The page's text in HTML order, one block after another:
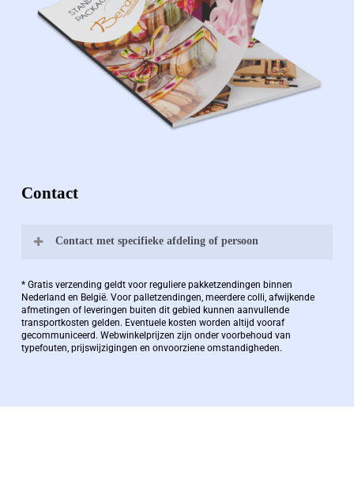
Contact
Contact met specifieke afdeling of persoon
Bernard Pauwels:
Zaakvoerder Berdo
bernard@berdo.be
* Gratis verzending geldt voor reguliere pakketzendingen binnen
Nederland en België. Voor palletzendingen, meerdere colli, afwijkende
afmetingen of leveringen buiten dit gebied kunnen aanvullende
transportkosten gelden. Eventuele kosten worden altijd vooraf
gecommuniceerd. Webwinkelprijzen zijn onder voorbehoud van
typefouten, prijswijzigingen en onvoorziene omstandigheden.